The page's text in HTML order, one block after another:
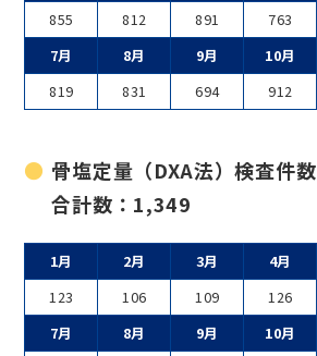
855
812 891 763
7月
8月 9月 10月
819
831 694 912
骨塩定量（DXA法）検査件数
合計数：1,349
1月 2月 3月 4月
123
106 109 126
7月
8月 9月 10月